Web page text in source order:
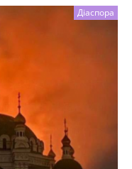
Діаспора